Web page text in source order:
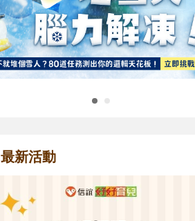
最新活動